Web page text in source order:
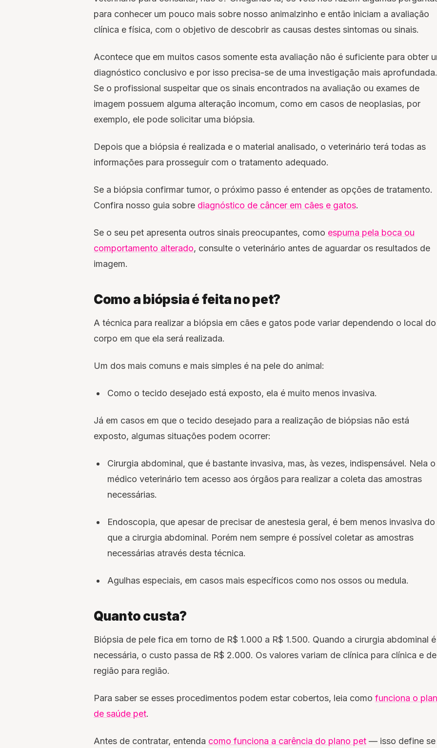
para conhecer um pouco mais sobre nosso animalzinho e então iniciam a avaliação
clínica e física, com o objetivo de descobrir as causas destes sintomas ou sinais.
Acontece que em muitos casos somente esta avaliação não é suficiente para obter
diagnóstico conclusivo e por isso precisa-se de uma investigação mais aprofundada.
Se o profissional suspeitar que os sinais encontrados na avaliação ou exames de
imagem possuem alguma alteração incomum, como em casos de neoplasias, por
exemplo, ele pode solicitar uma biópsia.
Depois que a biópsia é realizada e o material analisado, o veterinário terá todas as
informações para prosseguir com o tratamento adequado.
Se a biópsia confirmar tumor, o próximo passo é entender as opções de tratamento.
Confira nosso guia sobre diagnóstico de câncer em cães e gatos.
Se o seu pet apresenta outros sinais preocupantes, como espuma pela boca ou
comportamento alterado, consulte o veterinário antes de aguardar os resultados de
imagem.
Como a biópsia é feita no pet?
A técnica para realizar a biópsia em cães e gatos pode variar dependendo o local do
corpo em que ela será realizada.
Um dos mais comuns e mais simples é na pele do animal:
Como o tecido desejado está exposto, ela é muito menos invasiva.
Já em casos em que o tecido desejado para a realização de biópsias não está
exposto, algumas situações podem ocorrer:
Cirurgia abdominal, que é bastante invasiva, mas, às vezes, indispensável. Nela o
médico veterinário tem acesso aos órgãos para realizar a coleta das amostras
necessárias.
Endoscopia, que apesar de precisar de anestesia geral, é bem menos invasiva do
que a cirurgia abdominal. Porém nem sempre é possível coletar as amostras
necessárias através desta técnica.
Agulhas especiais, em casos mais específicos como nos ossos ou medula.
Quanto custa?
Biópsia de pele fica em torno de R$ 1.000 a R$ 1.500. Quando a cirurgia abdominal é
necessária, o custo passa de R$ 2.000. Os valores variam de clínica para clínica e de
região para região.
Para saber se esses procedimentos podem estar cobertos, leia como funciona o
de saúde pet.
Antes de contratar, entenda como funciona a carência do plano pet — isso define se